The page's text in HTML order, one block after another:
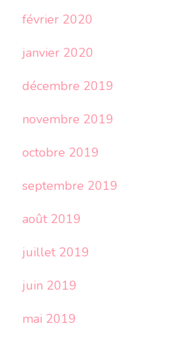
février 2020
janvier 2020
décembre 2019
novembre 2019
octobre 2019
septembre 2019
août 2019
juillet 2019
juin 2019
mai 2019